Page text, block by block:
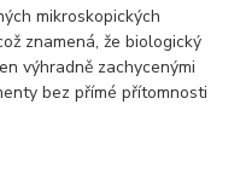
mikroskopických
znamená, že biologický
výhradně zachycenými
bez přímé přítomnosti